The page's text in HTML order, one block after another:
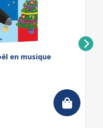
en musique